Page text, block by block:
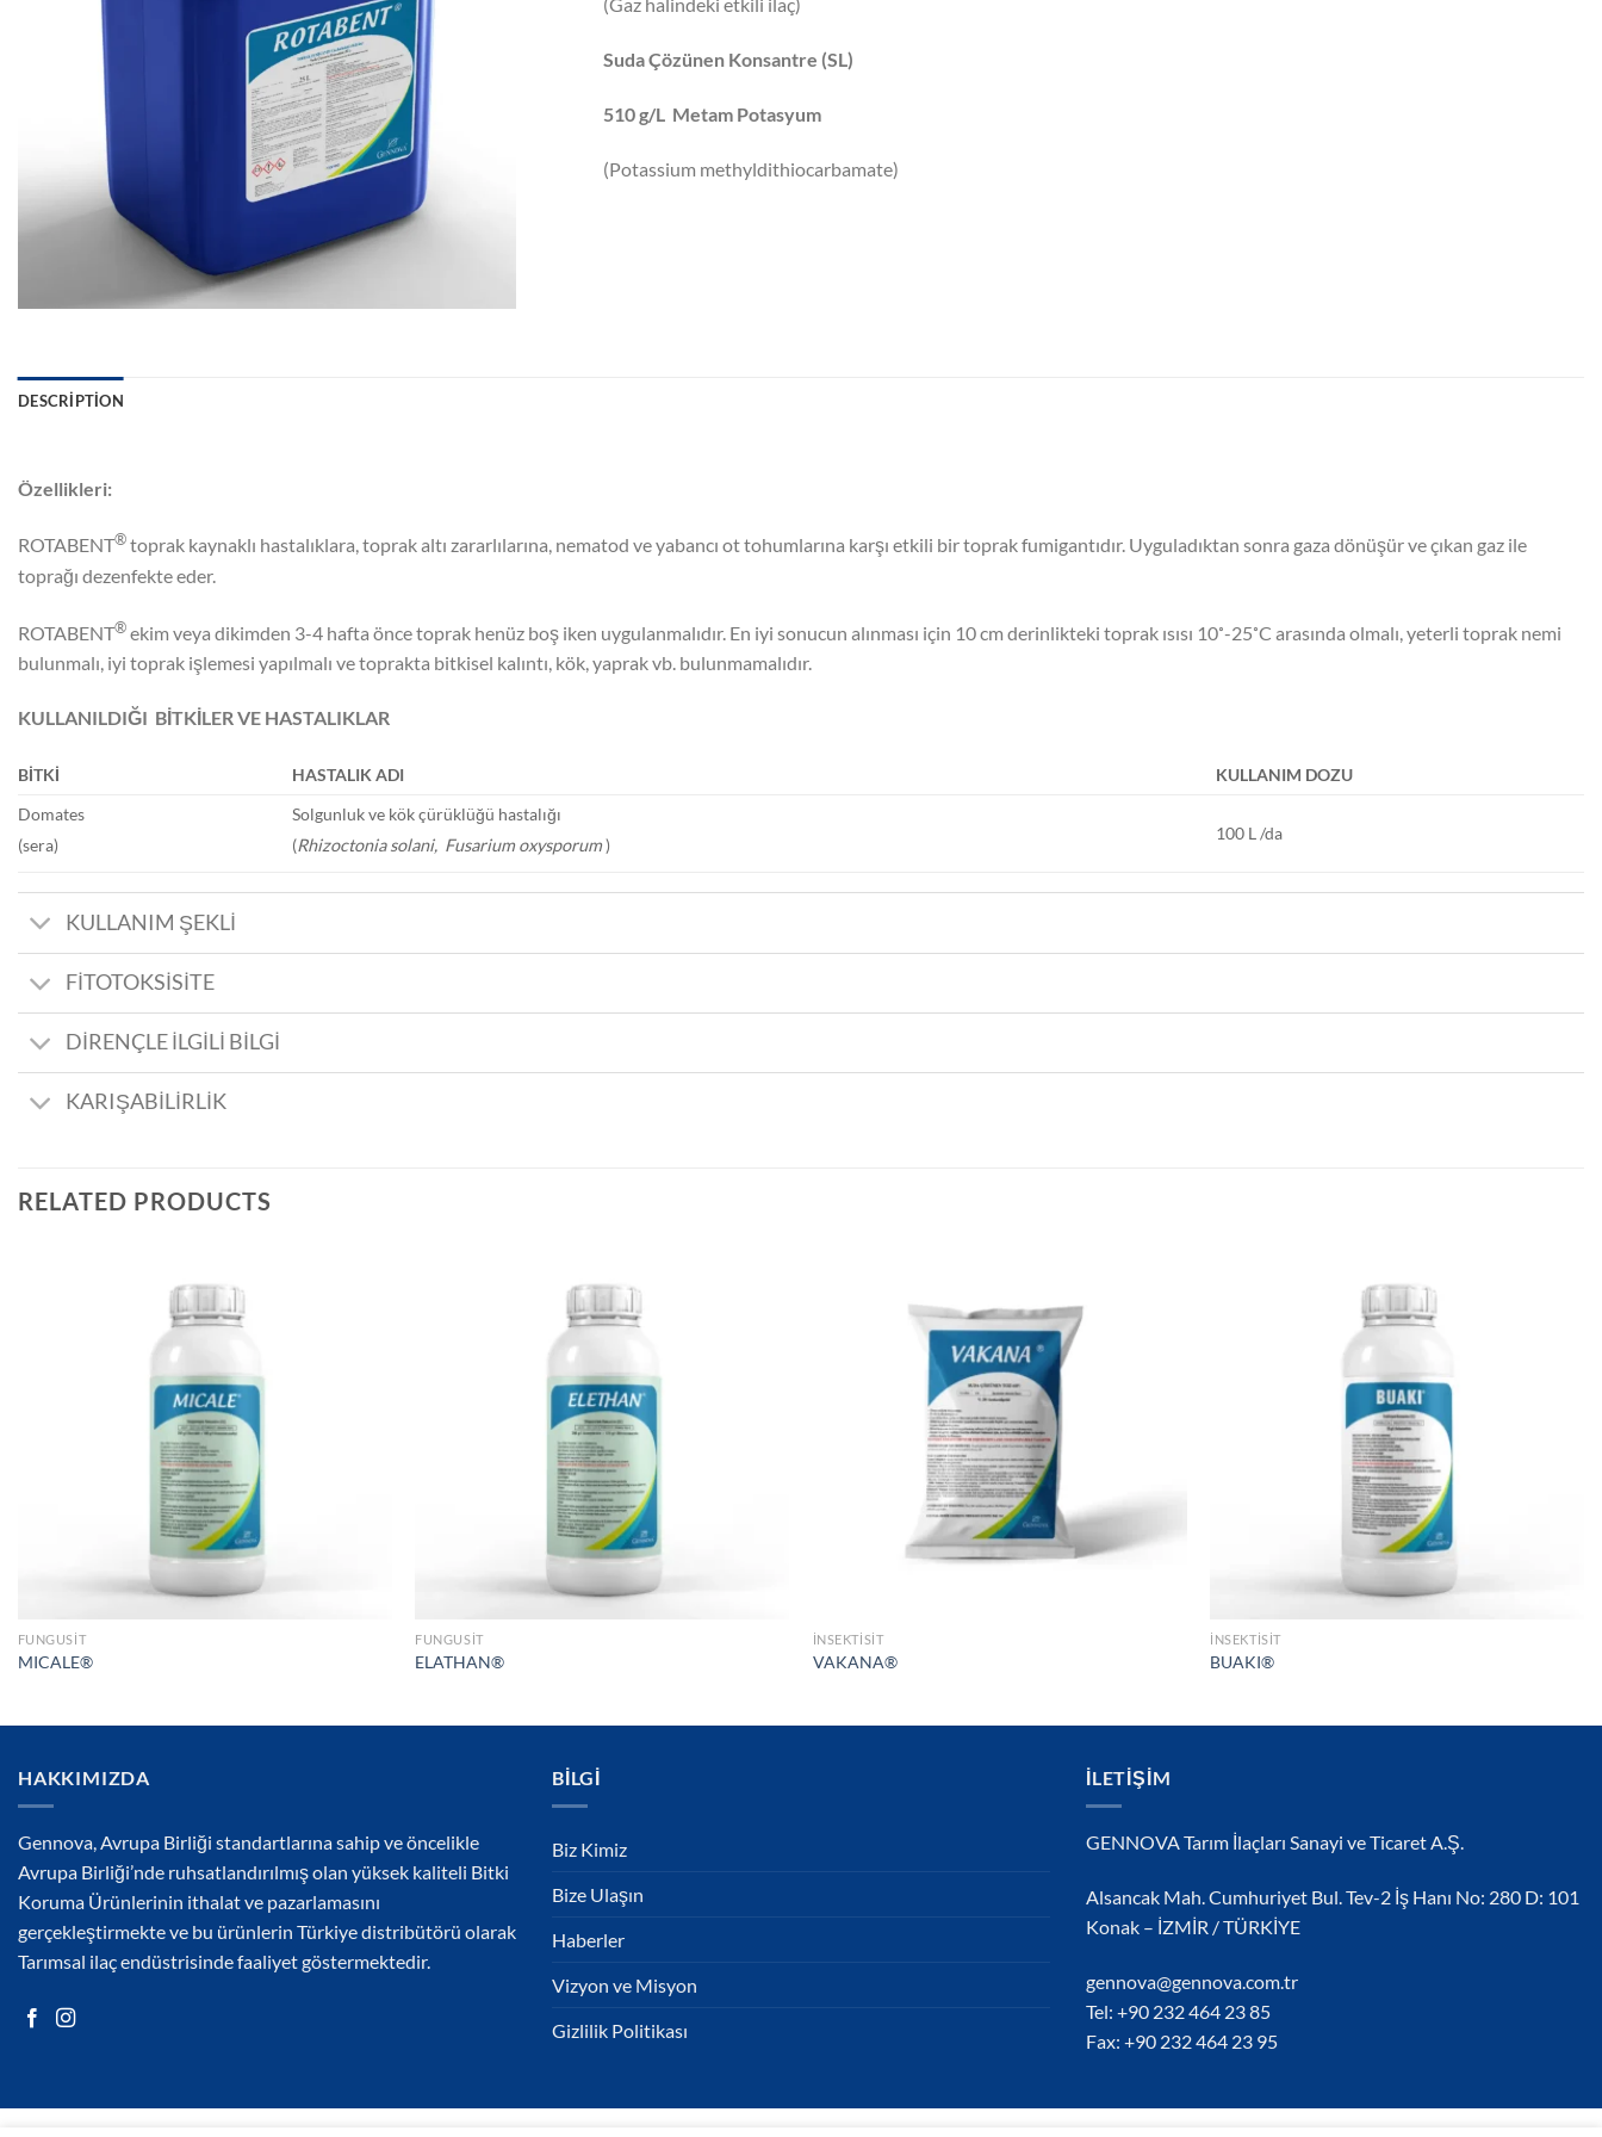
(Gaz halindeki etkili ilaç)
Suda Çözünen Konsantre (SL)
510 g/L Metam Potasyum
(Potassium methyldithiocarbamate)
DESCRIPTION
Özellikleri:
ROTABENT®toprak kaynaklı hastalıklara, toprak altı zararlılarına, nematod ve yabancı ot tohumlarına karşı etkili bir toprak fumigantıdır. Uyguladıktan sonra gaza dönüşür ve çıkan gaz ile
toprağı dezenfekte eder.
ROTABENT®ekim veya dikimden 3-4 hafta önce toprak henüz boş iken uygulanmalıdır. En iyi sonucun alınması için 10 cm derinlikteki toprak ısısı 10˚-25˚C arasında olmalı, yeterli toprak nemi
bulunmalı, iyi toprak işlemesi yapılmalı ve toprakta bitkisel kalıntı, kök, yaprak vb. bulunmamalıdır.
KULLANILDIĞI BİTKİLER VE HASTALIKLAR
BİTKİ HASTALIK ADI
KULLANIM DOZU
Domates
(sera)
Solgunluk ve kök çürüklüğü hastalığı
(Rhizoctonia solani, Fusarium oxysporum)
100 L /da
KULLANIM ŞEKLİ
FİTOTOKSİSİTE
DİRENÇLE İLGİLİ BİLGİ
KARIŞABİLİRLİK
RELATED PRODUCTS
FUNGUSIT
MICALE®
FUNGUSIT
ELATHAN®
İNSEKTISIT
VAKANA®
İNSEKTISIT
BUAKI®
HAKKIMIZDA
Gennova, Avrupa Birliği standartlarına sahip ve öncelikle
Avrupa Birliği’nde ruhsatlandırılmış olan yüksek kaliteli Bitki
Koruma Ürünlerinin ithalat ve pazarlamasını
gerçekleştirmekte ve bu ürünlerin Türkiye distribütörü olarak
Tarımsal ilaç endüstrisinde faaliyet göstermektedir.
BILGI
Biz Kimiz
Bize Ulaşın
Haberler
Vizyon ve Misyon
Gizlilik Politikası
İLETIŞIM
GENNOVA Tarım İlaçları Sanayi ve Ticaret A.Ş.
Alsancak Mah. Cumhuriyet Bul. Tev-2 İş Hanı No: 280 D: 101
Konak – İZMİR / TÜRKİYE
gennova@gennova.com.tr
Tel: +90 232 464 23 85
Fax: +90 232 464 23 95